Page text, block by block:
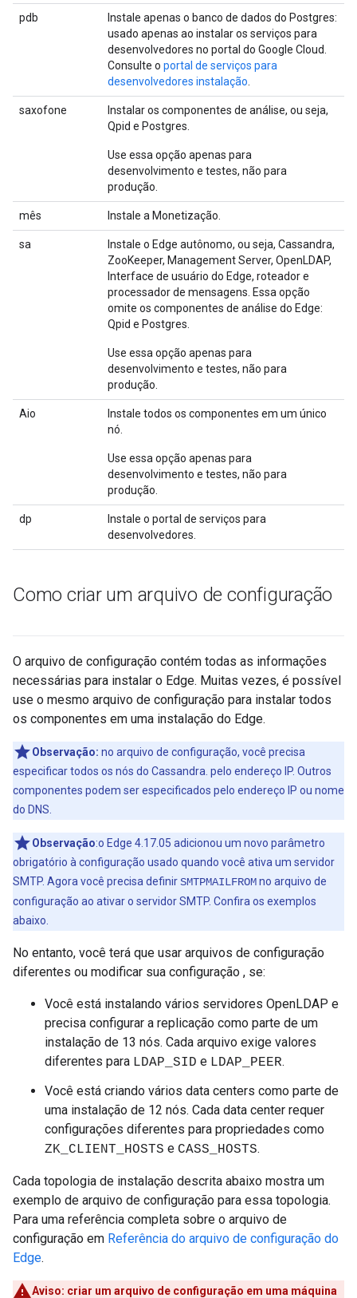
pdb
Instale apenas o banco de dados do Postgres:
usado apenas ao instalar os serviços para
desenvolvedores no portal do Google Cloud.
Consulte o portal de serviços para
desenvolvedores instalação
saxofone
Instalar os componentes de análise, ou seja,
Qpid e Postgres.
Use essa opção apenas para
desenvolvimento e testes, não para
produção.
mês Instale a Monetização.
sa
Instale o Edge autônomo, ou seja, Cassandra,
ZooKeeper, Management Server, OpenLDAP,
Interface de usuário do Edge, roteador e
processador de mensagens. Essa opção
omite os componentes de análise do Edge:
Qpid e Postgres.
Use essa opção apenas para
desenvolvimento e testes, não para
produção.
Aio
Instale todos os componentes em um único
nó.
Use essa opção apenas para
desenvolvimento e testes, não para
produção.
dp
Instale o portal de serviços para
desenvolvedores.
Como criar um arquivo de configuração
O arquivo de configuração contém todas as informações
necessárias para instalar o Edge. Muitas vezes, é possível
use o mesmo arquivo de configuração para instalar todos
os componentes em uma instalação do Edge.
Observação: no arquivo de configuração, você precisa
especificar todos os nós do Cassandra. pelo endereço IP. Outros
componentes podem ser especificados pelo endereço IP ou nome
do DNS.
Observação:o Edge 4.17.05 adicionou um novo parâmetro
obrigatório à configuração usado quando você ativa um servidor
SMTP. Agora você precisa definirSMTPMAILFROMno arquivo de
configuração ao ativar o servidor SMTP. Confira os exemplos
abaixo.
No entanto, você terá que usar arquivos de configuração
diferentes ou modificar sua configuração , se:
Você está instalando vários servidores OpenLDAP e
precisa configurar a replicação como parte de um
instalação de 13 nós. Cada arquivo exige valores
diferentes para LDAP_SID e LDAP_PEER.
Você está criando vários data centers como parte de
uma instalação de 12 nós. Cada data center requer
configurações diferentes para propriedades como
ZK_CLIENT_HOSTS e CASS_HOSTS.
Cada topologia de instalação descrita abaixo mostra um
exemplo de arquivo de configuração para essa topologia.
Para uma referência completa sobre o arquivo de
configuração em Referência do arquivo de configuração do
Edge.
Aviso: criar um arquivo de configuração em uma máquina